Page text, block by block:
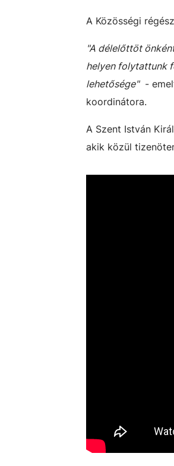
A Közösségi
"A délelőttöt
helyen folytattunk
lehetősége"-
koordinátora.
A Szent István
akik közül